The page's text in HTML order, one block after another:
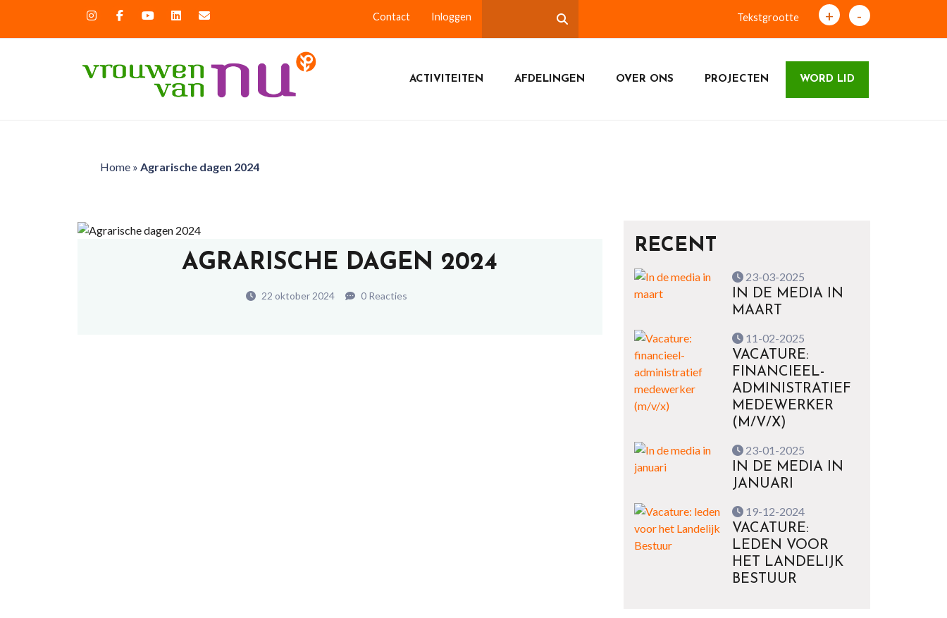
Contact Inloggen Tekstgrootte + -
ACTIVITEITEN AFDELINGEN OVER ONS PROJECTEN WORD LID
Home» Agrarische dagen 2024
AGRARISCHE DAGEN 2024
22 oktober 2024 0 Reacties
RECENT
23-03-2025
IN DE MEDIA IN
MAART
11-02-2025
VACATURE:
FINANCIEEL-
ADMINISTRATIEF
MEDEWERKER
(M/V/X)
23-01-2025
IN DE MEDIA IN
JANUARI
19-12-2024
VACATURE:
LEDEN VOOR
HET LANDELIJK
BESTUUR